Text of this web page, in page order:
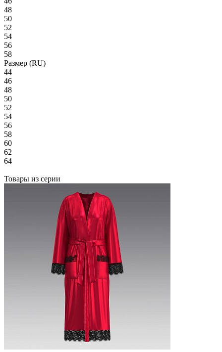
48
50
52
54
56
58
Размер (RU)
44
46
48
50
52
54
56
58
60
62
64
Товары из серии